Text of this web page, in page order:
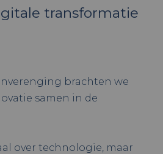
transformatie
brachten we
samen in de
over technologie, maar